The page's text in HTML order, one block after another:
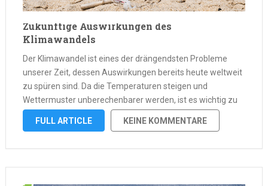
Zukünftige Auswirkungen des
Klimawandels
Der Klimawandel ist eines der drängendsten Probleme
unserer Zeit, dessen Auswirkungen bereits heute weltweit
zu spüren sind. Da die Temperaturen steigen und
Wettermuster unberechenbarer werden, ist es wichtig zu
verstehen, wie der Klimawandel unsere Zukunft prägen
wird. Dieser Artikel beschäftigt sich mit den potenziellen
FULL ARTICLE KEINE KOMMENTARE